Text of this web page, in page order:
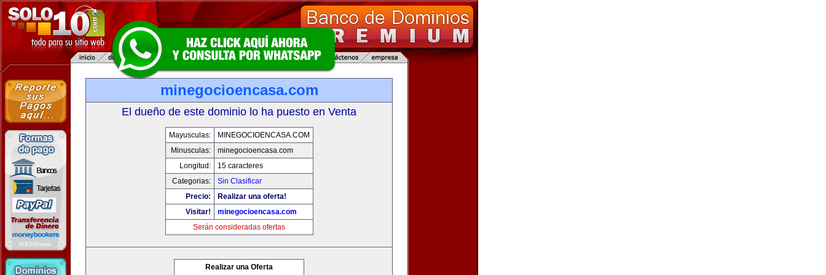
minegocioencasa.com
El dueño de este dominio lo ha puesto en Venta
Mayusculas:
MINEGOCIOENCASA.COM
Minusculas:
minegocioencasa.com
Longitud:
15 caracteres
Categorias:
Sin Clasificar
Precio:
Realizar una oferta!
Visitar!
minegocioencasa.com
Serán consideradas ofertas
Realizar una Oferta